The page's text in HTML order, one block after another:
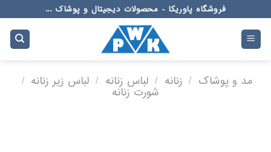
to
content
فروشگاه پاوریکا - محصولات دیجیتال و پوشاک ...
مد و پوشاک / زنانه / لباس زنانه / لباس زیر زنانه /
شورت زنانه